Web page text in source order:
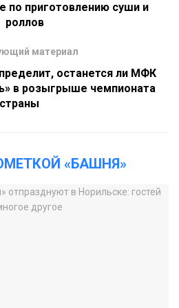
по приготовлению суши и
роллов
материал
останется ли МФК
в розыгрыше чемпионата
страны
«БАШНЯ»